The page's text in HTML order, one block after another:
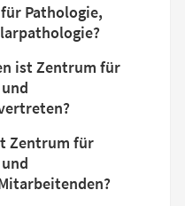
Pathologie,
ist Zentrum für
Zentrum für